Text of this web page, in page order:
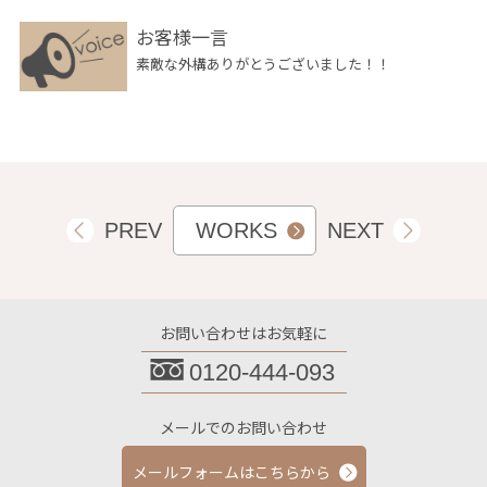
お客様一言
素敵な外構ありがとうございました！！
PREV WORKS NEXT
お問い合わせはお気軽に
0120-444-093
メールでのお問い合わせ
メールフォームはこちらから